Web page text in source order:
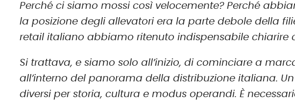
Perché ci siamo mossi così velocemente? Perché
la posizione degli allevatori era la parte debole della
retail italiano abbiamo ritenuto indispensabile
Si trattava, e siamo solo all’inizio, di cominciare a
all’interno del panorama della distribuzione italiana.
diversi per storia, cultura e modus operandi. È